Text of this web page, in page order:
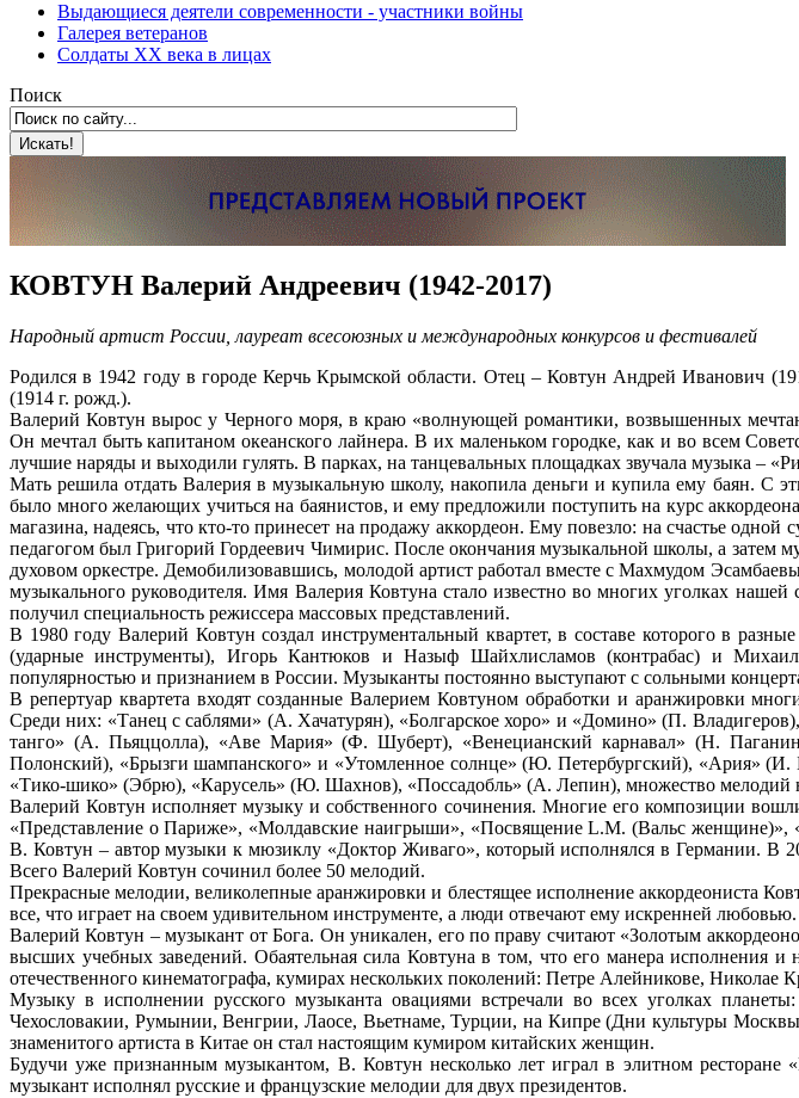
Выдающиеся деятели современности - участники войны
Галерея ветеранов
Солдаты XX века в лицах
Поиск
КОВТУН Валерий Андреевич (1942-2017)
Народный артист России, лауреат всесоюзных и международных конкурсов и фестивалей
Родился в 1942 году в городе Керчь Крымской области. Отец – Ковтун Андрей Иванович
(1914 г. рожд.).
Валерий Ковтун вырос у Черного моря, в краю «волнующей романтики, возвышенных
Он мечтал быть капитаном океанского лайнера. В их маленьком городке, как и во всем
лучшие наряды и выходили гулять. В парках, на танцевальных площадках звучала музыка –
Мать решила отдать Валерия в музыкальную школу, накопила деньги и купила ему баян. С
было много желающих учиться на баянистов, и ему предложили поступить на курс
магазина, надеясь, что кто-то принесет на продажу аккордеон. Ему повезло: на счастье
педагогом был Григорий Гордеевич Чимирис. После окончания музыкальной школы, а затем
духовом оркестре. Демобилизовавшись, молодой артист работал вместе с Махмудом
музыкального руководителя. Имя Валерия Ковтуна стало известно во многих уголках
получил специальность режиссера массовых представлений.
В 1980 году Валерий Ковтун создал инструментальный квартет, в составе которого в
(ударные инструменты), Игорь Кантюков и Назыф Шайхлисламов (контрабас) и Михаил
популярностью и признанием в России. Музыканты постоянно выступают с сольными
В репертуар квартета входят созданные Валерием Ковтуном обработки и аранжировки
Среди них: «Танец с саблями» (А. Хачатурян), «Болгарское хоро» и «Домино» (П.
танго» (А. Пьяццолла), «Аве Мария» (Ф. Шуберт), «Венецианский карнавал» (Н.
Полонский), «Брызги шампанского» и «Утомленное солнце» (Ю. Петербургский), «Ария»
«Тико-шико» (Эбрю), «Карусель» (Ю. Шахнов), «Поссадобль» (А. Лепин), множество мелодий
Валерий Ковтун исполняет музыку и собственного сочинения. Многие его композиции
«Представление о Париже», «Молдавские наигрыши», «Посвящение L.M. (Вальс женщине)»,
В. Ковтун – автор музыки к мюзиклу «Доктор Живаго», который исполнялся в Германии.
Всего Валерий Ковтун сочинил более 50 мелодий.
Прекрасные мелодии, великолепные аранжировки и блестящее исполнение аккордеониста
все, что играет на своем удивительном инструменте, а люди отвечают ему искренней любовью.
Валерий Ковтун – музыкант от Бога. Он уникален, его по праву считают «Золотым
высших учебных заведений. Обаятельная сила Ковтуна в том, что его манера исполнения
отечественного кинематографа, кумирах нескольких поколений: Петре Алейникове, Николае
Музыку в исполнении русского музыканта овациями встречали во всех уголках
Чехословакии, Румынии, Венгрии, Лаосе, Вьетнаме, Турции, на Кипре (Дни культуры
знаменитого артиста в Китае он стал настоящим кумиром китайских женщин.
Будучи уже признанным музыкантом, В. Ковтун несколько лет играл в элитном
музыкант исполнял русские и французские мелодии для двух президентов.